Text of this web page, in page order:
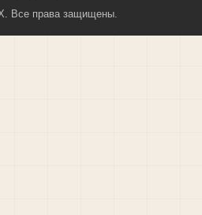
Все права защищены.